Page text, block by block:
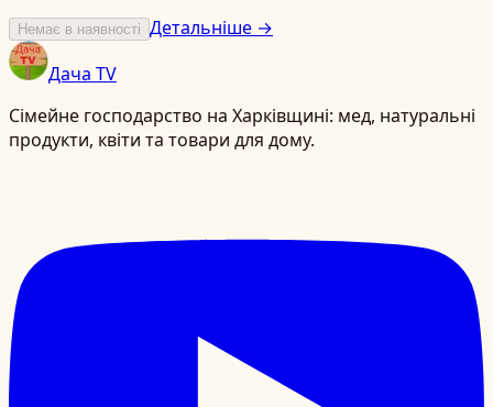
Немає в наявності Детальніше →
Дача TV
Сімейне господарство на Харківщині: мед, натуральні
продукти, квіти та товари для дому.